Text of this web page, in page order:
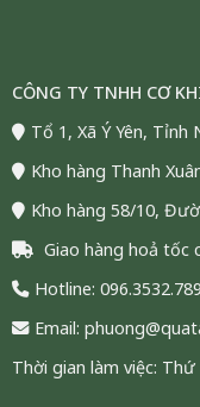
CÔNG TY TNHH CƠ
Tổ 1, Xã Ý Yên, Tỉnh
Kho hàng Thanh
Kho hàng 58/10,
Giao hàng hoả tốc
Hotline: 096.3532.789
Email:
Thời gian làm việc: